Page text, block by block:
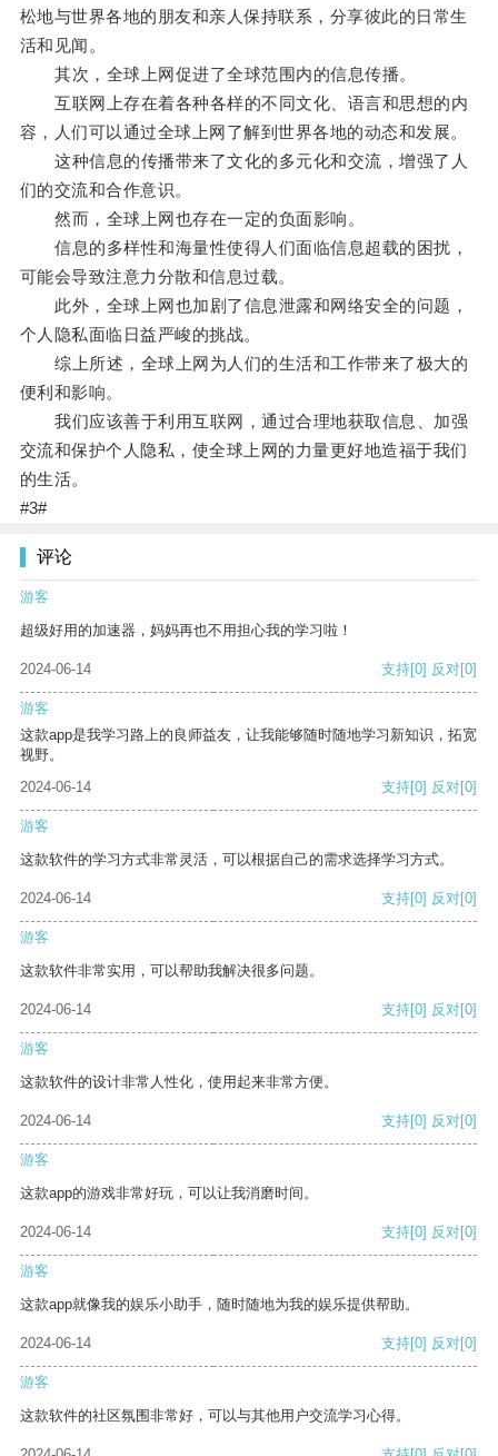
松地与世界各地的朋友和亲人保持联系，分享彼此的日常生
活和见闻。
其次，全球上网促进了全球范围内的信息传播。
互联网上存在着各种各样的不同文化、语言和思想的内
容，人们可以通过全球上网了解到世界各地的动态和发展。
这种信息的传播带来了文化的多元化和交流，增强了人
们的交流和合作意识。
然而，全球上网也存在一定的负面影响。
信息的多样性和海量性使得人们面临信息超载的困扰，
可能会导致注意力分散和信息过载。
此外，全球上网也加剧了信息泄露和网络安全的问题，
个人隐私面临日益严峻的挑战。
综上所述，全球上网为人们的生活和工作带来了极大的
便利和影响。
我们应该善于利用互联网，通过合理地获取信息、加强
交流和保护个人隐私，使全球上网的力量更好地造福于我们
的生活。
#3#
评论
游客
超级好用的加速器，妈妈再也不用担心我的学习啦！
2024-06-14 支持[0] 反对[0]
游客
这款app是我学习路上的良师益友，让我能够随时随地学习新知识，拓宽
视野。
2024-06-14
支持[0] 反对[0]
游客
这款软件的学习方式非常灵活，可以根据自己的需求选择学习方式。
2024-06-14 支持[0] 反对[0]
游客
这款软件非常实用，可以帮助我解决很多问题。
2024-06-14 支持[0] 反对[0]
游客
这款软件的设计非常人性化，使用起来非常方便。
2024-06-14 支持[0] 反对[0]
游客
这款app的游戏非常好玩，可以让我消磨时间。
2024-06-14 支持[0] 反对[0]
游客
这款app就像我的娱乐小助手，随时随地为我的娱乐提供帮助。
2024-06-14 支持[0] 反对[0]
游客
这款软件的社区氛围非常好，可以与其他用户交流学习心得。